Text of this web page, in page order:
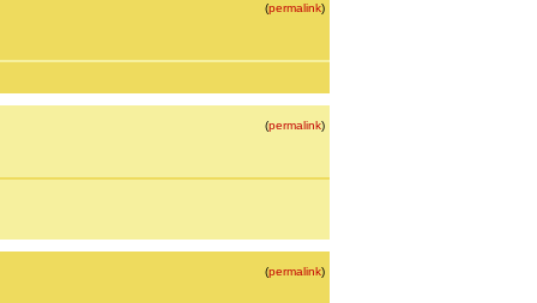
(permalink)
(permalink)
(permalink)